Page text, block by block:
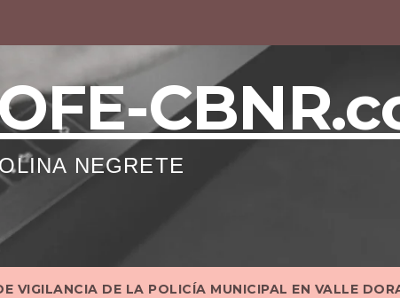
NEGRETE
VIGILANCIA DE LA POLICÍA MUNICIPAL EN VALLE